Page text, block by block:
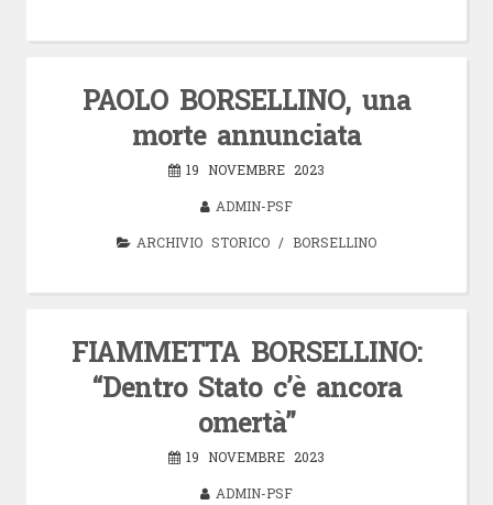
PAOLO BORSELLINO, una
morte annunciata
19 NOVEMBRE 2023
ADMIN-PSF
ARCHIVIO STORICO / BORSELLINO
FIAMMETTA BORSELLINO:
“Dentro Stato c’è ancora
omertà”
19 NOVEMBRE 2023
ADMIN-PSF